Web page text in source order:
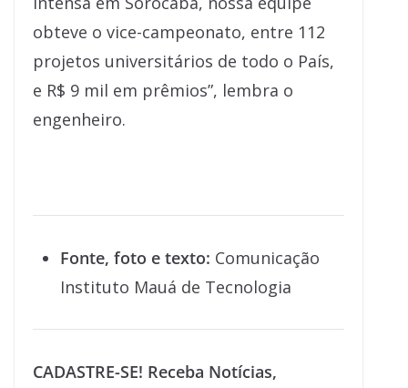
obteve o vice-campeonato, entre 112
projetos universitários de todo o País,
e R$ 9 mil em prêmios”, lembra o
engenheiro.
Fonte, foto e texto: Comunicação
Instituto Mauá de Tecnologia
CADASTRE-SE! Receba Notícias,